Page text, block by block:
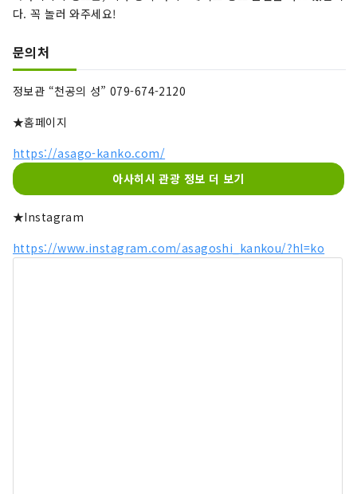
다. 꼭 놀러 와주세요!
문의처
정보관 “천공의 성” 079-674-2120
★홈페이지
https://asago-kanko.com/
아사히시 관광 정보 더 보기
★Instagram
https://www.instagram.com/asagoshi_kankou/?hl=ko